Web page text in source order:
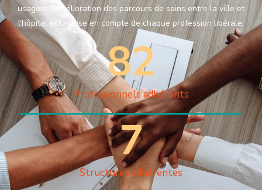
usagers, l'amélioration des parcours de soins entre la ville et
l'hôpital et la prise en compte de chaque profession libérale.
Professionnels adhérents
82
Structures adhérentes
7